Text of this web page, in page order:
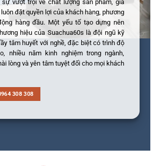
sự vượt trội về chất lượng sản phẩm, giá
đặt quyền lợi của khách hàng, phương
hàng đầu. Một yếu tố tạo dựng nên
hiệu của Suachua60s là đội ngũ kỹ
tâm huyết với nghề, đặc biệt có trình độ
nhiều năm kinh nghiệm trong ngành,
lòng và yên tâm tuyệt đối cho mọi khách
308 308